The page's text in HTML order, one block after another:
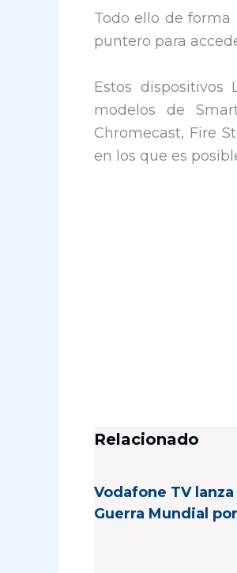
Todo ello de
puntero para
Estos
modelos de
Chromecast, Fire
en los que es
Relacionado
Vodafone TV lanza
Guerra Mundial por